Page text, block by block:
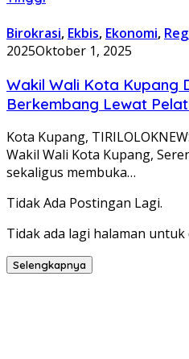
Birokrasi, Ekbis, Ekonomi,
2025Oktober 1, 2025
Wakil Wali Kota Kupang
Berkembang Lewat
Kota Kupang,
Wakil Wali Kota Kupang,
sekaligus membuka…
Tidak Ada Postingan Lagi.
Tidak ada lagi halaman untuk
Selengkapnya